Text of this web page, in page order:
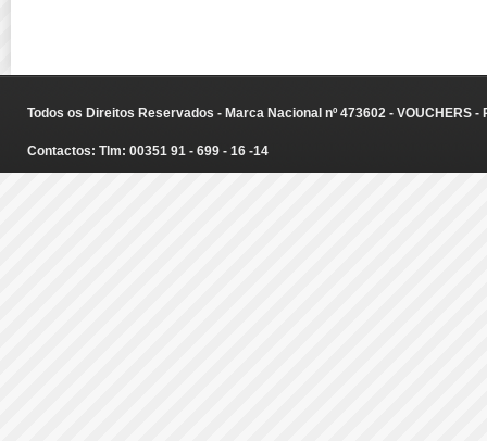
Todos os Direitos Reservados - Marca Nacional nº 473602 - VOUCHERS
Contactos: Tlm: 00351 91 - 699 - 16 -14